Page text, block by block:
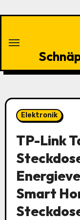
Elektronik
TP-Link
Smart